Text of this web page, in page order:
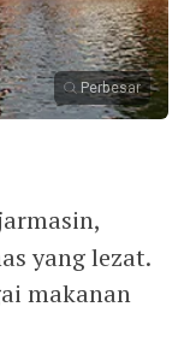
Perbesar
yang lezat.
makanan